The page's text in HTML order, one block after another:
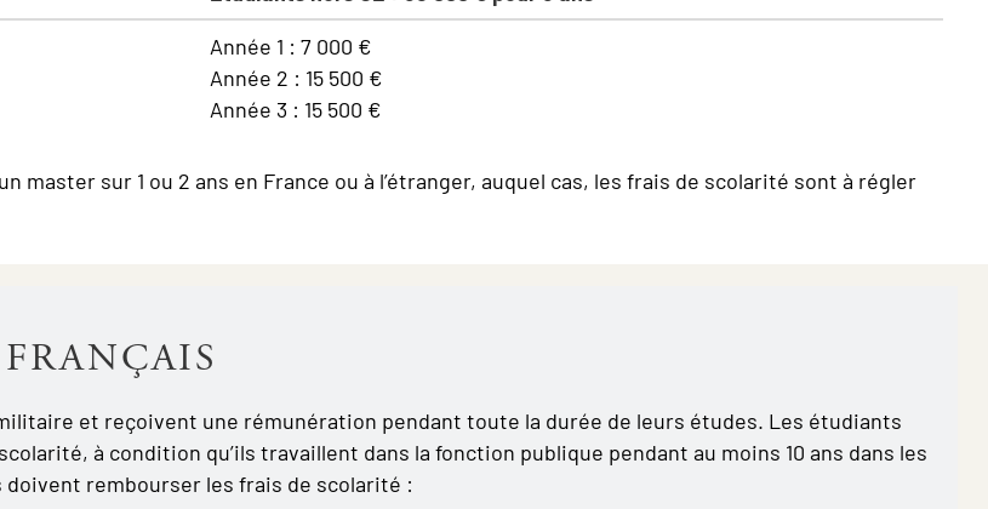
Année 1 : 7 000 €
Année 2 : 15 500 €
Année 3 : 15 500 €
sur 1 ou 2 ans en France ou à l’étranger, auquel cas, les frais de scolarité sont à régler
et reçoivent une rémunération pendant toute la durée de leurs études. Les étudiants
à condition qu’ils travaillent dans la fonction publique pendant au moins 10 ans dans les
doivent rembourser les frais de scolarité :